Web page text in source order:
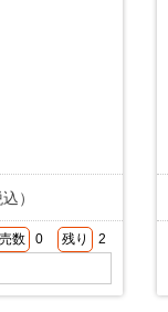
）
数 0 残り 2